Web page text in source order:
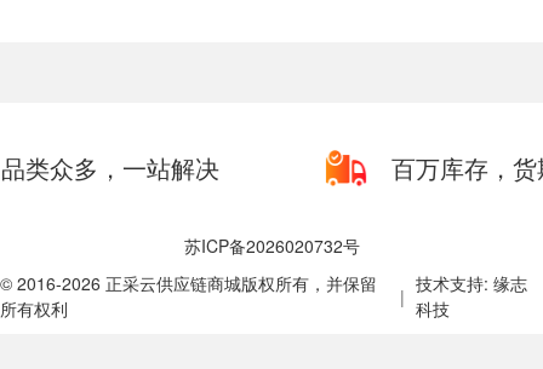
品类众多，一站解决 百万库存，
苏ICP备2026020732号
© 2016-2026 正采云供应链商城版权所有，并保留
所有权利
|
技术支持: 缘志
科技